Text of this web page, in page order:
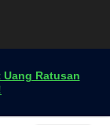
Uang Ratusan